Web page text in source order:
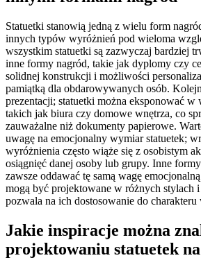
Statuetki stanowią jedną z wielu form
innych typów wyróżnień pod wieloma
wszystkim statuetki są zazwyczaj bardziej
inne formy nagród, takie jak dyplomy czy
solidnej konstrukcji i możliwości
pamiątką dla obdarowywanych osób.
prezentacji; statuetki można eksponować w
takich jak biura czy domowe wnętrza, co
zauważalne niż dokumenty papierowe.
uwagę na emocjonalny wymiar statuetek;
wyróżnienia często wiąże się z osobistym
osiągnięć danej osoby lub grupy. Inne
zawsze oddawać tę samą wagę
mogą być projektowane w różnych stylach i
pozwala na ich dostosowanie do
Jakie inspiracje można
projektowaniu statuetek